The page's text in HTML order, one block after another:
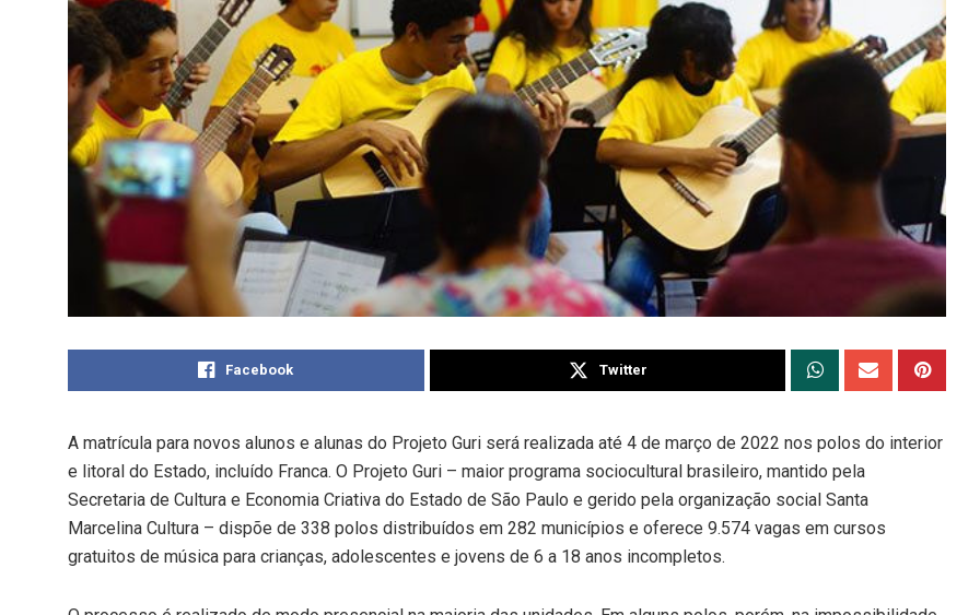
Facebook Twitter
A matrícula para novos alunos e alunas do Projeto Guri será realizada até 4 de março de 2022 nos polos do interior
e litoral do Estado, incluído Franca. O Projeto Guri – maior programa sociocultural brasileiro, mantido pela
Secretaria de Cultura e Economia Criativa do Estado de São Paulo e gerido pela organização social Santa
Marcelina Cultura – dispõe de 338 polos distribuídos em 282 municípios e oferece 9.574 vagas em cursos
gratuitos de música para crianças, adolescentes e jovens de 6 a 18 anos incompletos.